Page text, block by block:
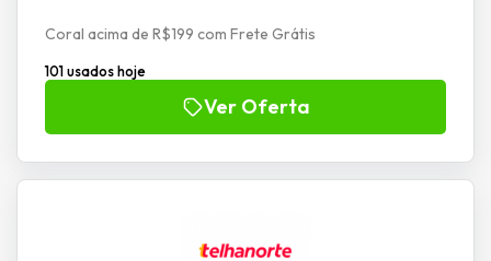
Coral acima de R$199 com Frete Grátis
101 usados hoje
Ver Oferta